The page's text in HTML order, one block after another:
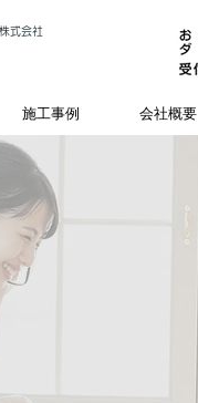
式会社
施工事例 会社概要